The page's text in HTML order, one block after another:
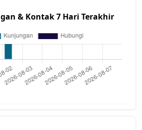
& Kontak 7 Hari Terakhir